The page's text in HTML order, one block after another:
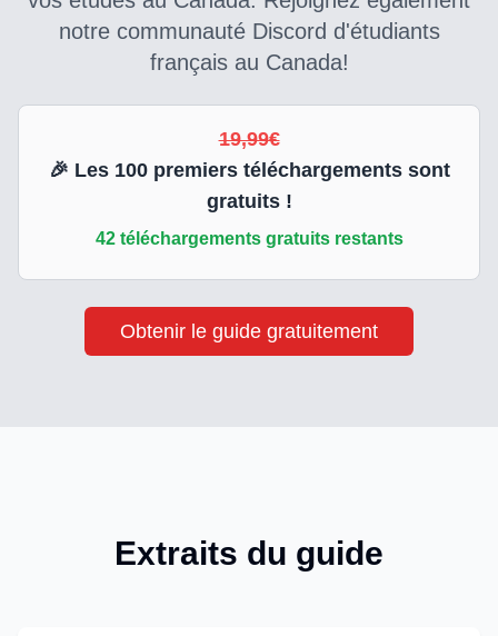
notre communauté Discord d'étudiants
français au Canada!
19,99€
🎉 Les 100premiers téléchargements sont
gratuits !
42 téléchargements gratuits restants
Obtenir le guide gratuitement
Extraits du guide